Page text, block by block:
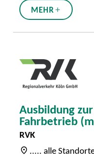
MEHR
Ausbildung
Fahrbetrieb
RVK
..... alle